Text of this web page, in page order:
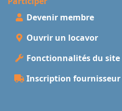
Devenir membre
Ouvrir un locavor
Fonctionnalités du site
Inscription fournisseur